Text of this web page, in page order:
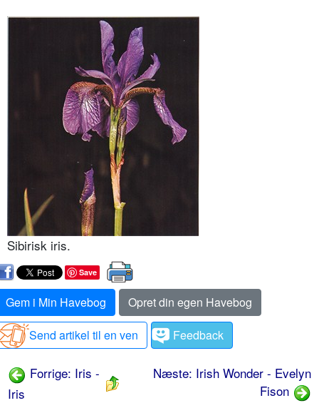
Sibirisk iris.
Save
Gem i Min Havebog
Opret din egen Havebog
Send artikel til en ven
Feedback
Forrige: Iris -
Iris
Næste: Irish Wonder - Evelyn
Fison